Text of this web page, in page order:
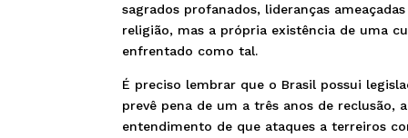
sagrados profanados, lideranças
religião, mas a própria existência de uma
enfrentado como tal.
É preciso lembrar que o Brasil possui
prevê pena de um a três anos de reclusão,
entendimento de que ataques a terreiros